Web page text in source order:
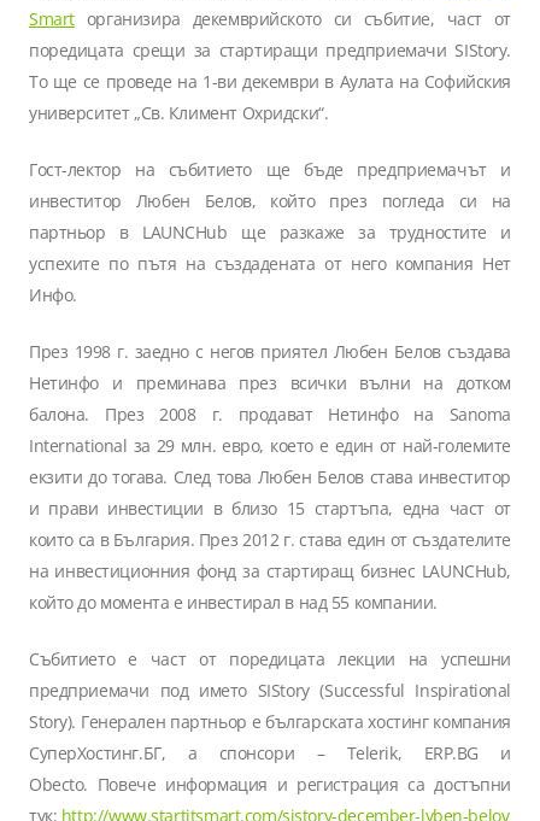
Smartорганизира декемврийското си събитие, част от
поредицата срещи за стартиращи предприемачи SIStory.
То ще се проведе на 1-ви декември в Аулата на Софийския
университет „Св. Климент Охридски“.
Гост-лектор на събитието ще бъде предприемачът и
инвеститор Любен Белов, който през погледа си на
партньор в LAUNCHub ще разкаже за трудностите и
успехите по пътя на създадената от него компания Нет
Инфо.
През 1998 г. заедно с негов приятел Любен Белов създава
Нетинфо и преминава през всички вълни на дотком
балона. През 2008 г. продават Нетинфо на Sanoma
International за 29 млн. евро, което е един от най-големите
екзити до тогава. След това Любен Белов става инвеститор
и прави инвестиции в близо 15 стартъпа, една част от
които са в България. През 2012 г. става един от създателите
на инвестиционния фонд за стартиращ бизнес LAUNCHub,
който до момента е инвестирал в над 55 компании.
Събитието е част от поредицата лекции на успешни
предприемачи под името SIStory (Successful Inspirational
Story). Генерален партньор е българската хостинг компания
СуперХостинг.БГ, а спонсори – Telerik, ERP.BG и
Obecto. Повече информация и регистрация са достъпни
тук: http://www.startitsmart.com/sistory-december-lyben-belov